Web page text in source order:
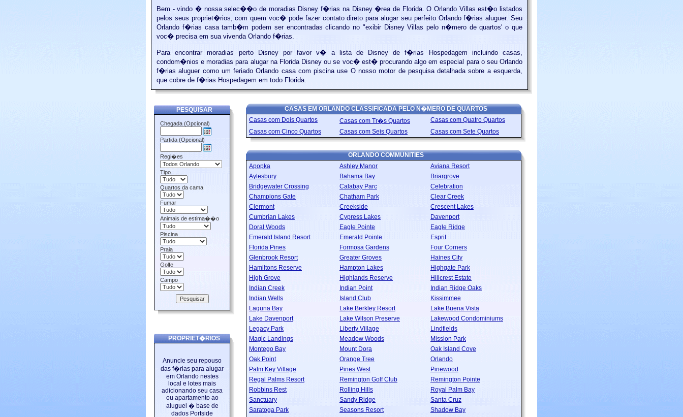
Bem - vindo � nossa selec��o de moradias Disney f�rias na Disney �rea de Florida. O Orlando Villas est�o listados
pelos seus propriet�rios, com quem voc� pode fazer contato direto para alugar seu perfeito Orlando f�rias aluguer. Seu
Orlando f�rias casa tamb�m podem ser encontradas clicando no "exibir Disney Villas pelo n�mero de quartos' o que
voc� precisa em sua vivenda Orlando f�rias.
Para encontrar moradias perto Disney por favor v� a lista de Disney de f�rias Hospedagem incluindo casas,
condom�nios e moradias para alugar na Florida Disney ou se voc� est� procurando algo em especial para o seu Orlando
f�rias aluguer como um feriado Orlando casa com piscina use O nosso motor de pesquisa detalhada sobre a esquerda,
que cobre de f�rias Hospedagem em todo Florida.
PESQUISAR
Chegada (Opcional)
Partida (Opcional)
Regi�es
Tipo
Quartos da cama
Fumar
Animais de estima��o
Piscina
Praia
Golfe
Campo
PROPRIET�RIOS
Anuncie seu repouso
das f�rias para alugar
em Orlando nestes
local e lotes mais
adicionando seu casa
ou apartamento ao
aluguel � base de
dados Portside
CASAS EM ORLANDO CLASSIFICADA PELO N�MERO DE QUARTOS
Casas com Dois Quartos
Casas com Tr�s Quartos
Casas com Quatro Quartos
Casas com Cinco Quartos
Casas com Seis Quartos Casas com Sete Quartos
ORLANDO COMMUNITIES
Apopka
Ashley Manor
Aviana Resort
Aylesbury
Bahama Bay
Briargrove
Bridgewater Crossing
Calabay Parc
Celebration
Champions Gate
Chatham Park
Clear Creek
Clermont
Creekside
Crescent Lakes
Cumbrian Lakes
Cypress Lakes
Davenport
Doral Woods
Eagle Pointe
Eagle Ridge
Emerald Island Resort
Emerald Pointe
Esprit
Florida Pines
Formosa Gardens
Four Corners
Glenbrook Resort
Greater Groves
Haines City
Hamiltons Reserve
Hampton Lakes
Highgate Park
High Grove
Highlands Reserve
Hillcrest Estate
Indian Creek
Indian Point
Indian Ridge Oaks
Indian Wells
Island Club
Kissimmee
Laguna Bay
Lake Berkley Resort
Lake Buena Vista
Lake Davenport
Lake Wilson Preserve
Lakewood Condominiums
Legacy Park
Liberty Village
Lindfields
Magic Landings
Meadow Woods
Mission Park
Montego Bay
Mount Dora
Oak Island Cove
Oak Point
Orange Tree
Orlando
Palm Key Village
Pines West
Pinewood
Regal Palms Resort
Remington Golf Club
Remington Pointe
Robbins Rest
Rolling Hills
Royal Palm Bay
Sanctuary
Sandy Ridge
Santa Cruz
Saratoga Park
Seasons Resort
Shadow Bay